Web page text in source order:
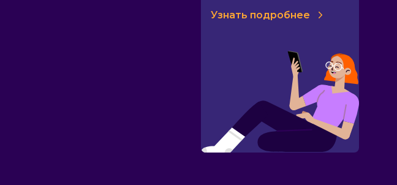
Узнать подробнее